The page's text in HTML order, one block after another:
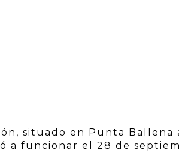
situado en Punta Ballena
a funcionar el 28 de